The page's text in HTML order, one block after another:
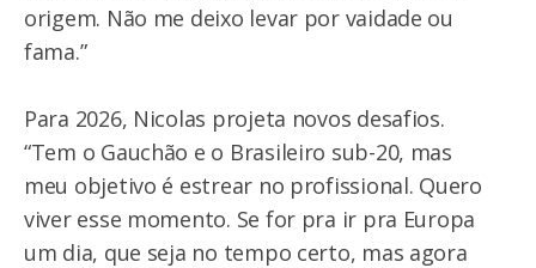
origem. Não me deixo levar por vaidade ou
fama.”
Para 2026, Nicolas projeta novos desafios.
“Tem o Gauchão e o Brasileiro sub-20, mas
meu objetivo é estrear no profissional. Quero
viver esse momento. Se for pra ir pra Europa
um dia, que seja no tempo certo, mas agora